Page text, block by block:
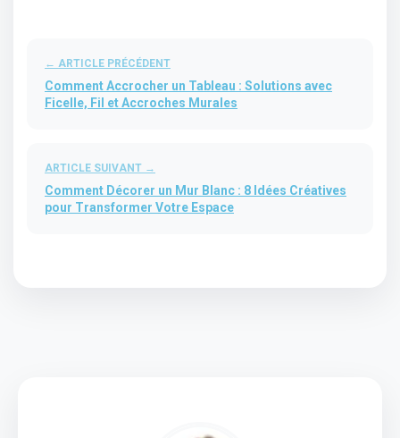
← ARTICLE PRÉCÉDENT
Comment Accrocher un Tableau : Solutions avec
Ficelle, Fil et Accroches Murales
ARTICLE SUIVANT →
Comment Décorer un Mur Blanc : 8 Idées Créatives
pour Transformer Votre Espace